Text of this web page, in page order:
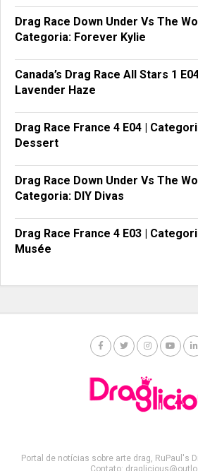
Drag Race Down Under Vs The
Categoria: Forever Kylie
Canada’s Drag Race All Stars 1
Lavender Haze
Drag Race France 4 E04 |
Dessert
Drag Race Down Under Vs The
Categoria: DIY Divas
Drag Race France 4 E03 |
Musée
Portal de notícias sobre arte drag, RuPaul's
Contato: